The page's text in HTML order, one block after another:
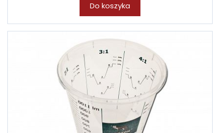
Do koszyka